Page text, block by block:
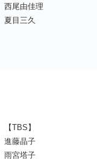
西尾由佳理
夏目三久
【TBS】
進藤晶子
雨宮塔子